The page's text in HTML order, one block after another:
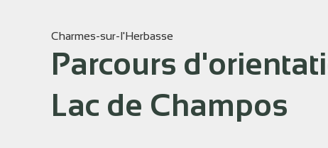
Charmes-sur-l'Herbasse
Parcours
Lac de Champos